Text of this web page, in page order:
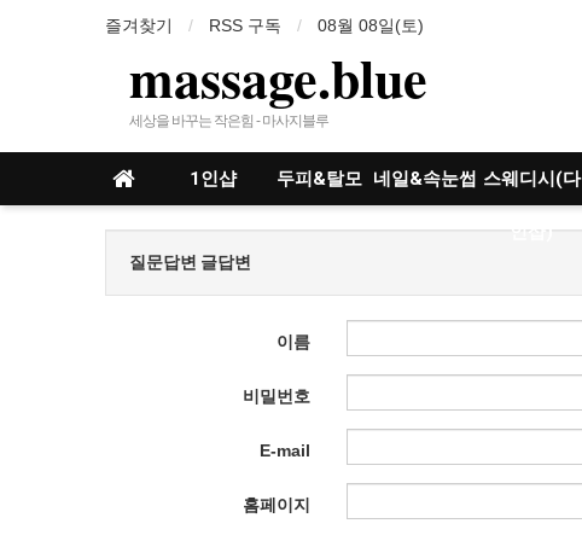
즐겨찾기 RSS 구독 08월 08일(토)
massage.blue
세상을 바꾸는 작은힘 - 마사지블루
1인샵 두피&탈모 네일&속눈썹 스웨디시(다
인샵)
질문답변 글답변
이름
비밀번호
E-mail
홈페이지